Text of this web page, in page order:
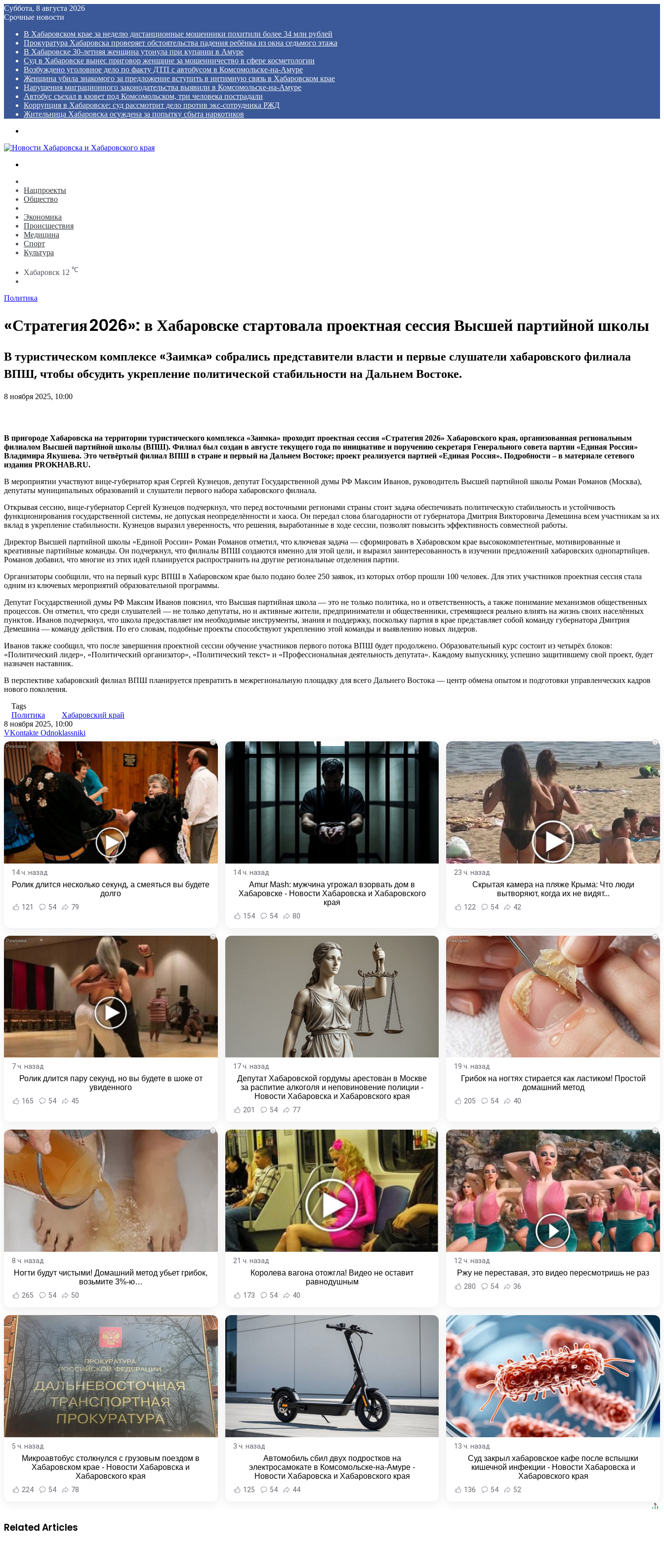
Суббота, 8 августа 2026
Срочные новости
В Хабаровском крае за неделю дистанционные мошенники похитили более 34 млн рублей
Прокуратура Хабаровска проверяет обстоятельства падения ребёнка из окна седьмого этажа
В Хабаровске 30-летняя женщина утонула при купании в Амуре
Суд в Хабаровске вынес приговор женщине за мошенничество в сфере косметологии
Возбуждено уголовное дело по факту ДТП с автобусом в Комсомольске‑на‑Амуре
Женщина убила знакомого за предложение вступить в интимную связь в Хабаровском крае
Нарушения миграционного законодательства выявили в Комсомольске‑на‑Амуре
Автобус съехал в кювет под Комсомольском, три человека пострадали
Коррупция в Хабаровске: суд рассмотрит дело против экс‑сотрудника РЖД
Жительница Хабаровска осуждена за попытку сбыта наркотиков
Нацпроекты
Общество
Экономика
Происшествия
Медицина
Спорт
Культура
Хабаровск 12 ℃
Политика
«Стратегия 2026»: в Хабаровске стартовала проектная сессия Высшей партийной школы
В туристическом комплексе «Заимка» собрались представители власти и первые слушатели хабаровского филиала
ВПШ, чтобы обсудить укрепление политической стабильности на Дальнем Востоке.
8 ноября 2025, 10:00
В пригороде Хабаровска на территории туристического комплекса «Заимка» проходит проектная сессия «Стратегия 2026» Хабаровского края, организованная региональным
филиалом Высшей партийной школы (ВПШ). Филиал был создан в августе текущего года по инициативе и поручению секретаря Генерального совета партии «Единая Россия»
Владимира Якушева. Это четвёртый филиал ВПШ в стране и первый на Дальнем Востоке; проект реализуется партией «Единая Россия». Подробности – в материале сетевого
издания PROKHAB.RU.
В мероприятии участвуют вице‑губернатор края Сергей Кузнецов, депутат Государственной думы РФ Максим Иванов, руководитель Высшей партийной школы Роман Романов (Москва),
депутаты муниципальных образований и слушатели первого набора хабаровского филиала.
Открывая сессию, вице‑губернатор Сергей Кузнецов подчеркнул, что перед восточными регионами страны стоит задача обеспечивать политическую стабильность и устойчивость
функционирования государственной системы, не допуская неопределённости и хаоса. Он передал слова благодарности от губернатора Дмитрия Викторовича Демешина всем участникам за их
вклад в укрепление стабильности. Кузнецов выразил уверенность, что решения, выработанные в ходе сессии, позволят повысить эффективность совместной работы.
Директор Высшей партийной школы «Единой России» Роман Романов отметил, что ключевая задача — сформировать в Хабаровском крае высококомпетентные, мотивированные и
креативные партийные команды. Он подчеркнул, что филиалы ВПШ создаются именно для этой цели, и выразил заинтересованность в изучении предложений хабаровских однопартийцев.
Романов добавил, что многие из этих идей планируется распространить на другие региональные отделения партии.
Организаторы сообщили, что на первый курс ВПШ в Хабаровском крае было подано более 250 заявок, из которых отбор прошли 100 человек. Для этих участников проектная сессия стала
одним из ключевых мероприятий образовательной программы.
Депутат Государственной думы РФ Максим Иванов пояснил, что Высшая партийная школа — это не только политика, но и ответственность, а также понимание механизмов общественных
процессов. Он отметил, что среди слушателей — не только депутаты, но и активные жители, предприниматели и общественники, стремящиеся реально влиять на жизнь своих населённых
пунктов. Иванов подчеркнул, что школа предоставляет им необходимые инструменты, знания и поддержку, поскольку партия в крае представляет собой команду губернатора Дмитрия
Демешина — команду действия. По его словам, подобные проекты способствуют укреплению этой команды и выявлению новых лидеров.
Иванов также сообщил, что после завершения проектной сессии обучение участников первого потока ВПШ будет продолжено. Образовательный курс состоит из четырёх блоков:
«Политический лидер», «Политический организатор», «Политический текст» и «Профессиональная деятельность депутата». Каждому выпускнику, успешно защитившему свой проект, будет
назначен наставник.
В перспективе хабаровский филиал ВПШ планируется превратить в межрегиональную площадку для всего Дальнего Востока — центр обмена опытом и подготовки управленческих кадров
нового поколения.
Tags
Политика
Хабаровский край
8 ноября 2025, 10:00
VKontakte Odnoklassniki
via
i
14 ч. назад
Ролик длится несколько секунд, а смеяться вы будете
долго
121 54 79
14 ч. назад
Amur Mash: мужчина угрожал взорвать дом в
Хабаровске - Новости Хабаровска и Хабаровского
края
154 54 80
i
23 ч. назад
Скрытая камера на пляже Крыма: Что люди
вытворяют, когда их не видят...
122 54 42
i
7 ч. назад
Ролик длится пару секунд, но вы будете в шоке от
увиденного
165 54 45
17 ч. назад
Депутат Хабаровской гордумы арестован в Москве
за распитие алкоголя и неповиновение полиции -
Новости Хабаровска и Хабаровского края
201 54 77
i
19 ч. назад
Грибок на ногтях стирается как ластиком! Простой
домашний метод
205 54 40
i
8 ч. назад
Ногти будут чистыми! Домашний метод убьет грибок,
возьмите 3%-ю…
265 54 50
i
21 ч. назад
Королева вагона отожгла! Видео не оставит
равнодушным
173 54 40
i
12 ч. назад
Ржу не переставая, это видео пересмотришь не раз
280 54 36
5 ч. назад
Микроавтобус столкнулся с грузовым поездом в
Хабаровском крае - Новости Хабаровска и
Хабаровского края
224 54 78
3 ч. назад
Автомобиль сбил двух подростков на
электросамокате в Комсомольске-на-Амуре -
Новости Хабаровска и Хабаровского края
125 54 44
13 ч. назад
Суд закрыл хабаровское кафе после вспышки
кишечной инфекции - Новости Хабаровска и
Хабаровского края
136 54 52
Related Articles